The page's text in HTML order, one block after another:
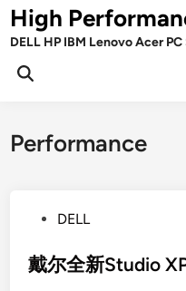
Skip
toHigh
DELL HP IBM Lenovo Acer
Open
Performance
s
DELL
戴尔全新Studio